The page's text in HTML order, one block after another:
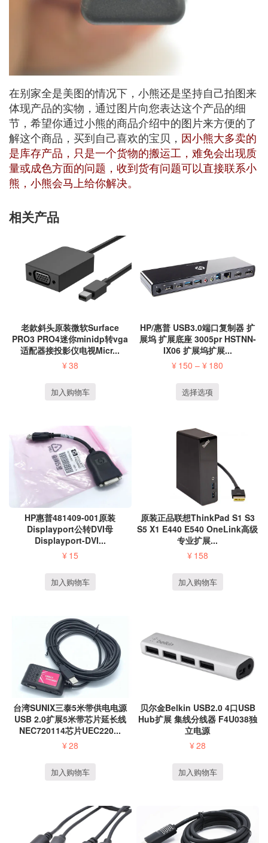
在别家全是美图的情况下，小熊还是坚持自己拍图来
体现产品的实物，通过图片向您表达这个产品的细
节，希望你通过小熊的商品介绍中的图片来方便的了
解这个商品，买到自己喜欢的宝贝， 因小熊大多卖的
是库存产品，只是一个货物的搬运工，难免会出现质
量或成色方面的问题，收到货有问题可以直接联系小
熊，小熊会马上给你解决。
相关产品
老款斜头原装微软Surface
PRO3 PRO4迷你minidp转vga
适配器接投影仪电视Micr...
¥38
加入购物车
HP/惠普 USB3.0端口复制器 扩
展坞 扩展底座 3005pr HSTNN-
IX06 扩展坞扩展...
¥ 150 –¥ 180
选择选项
HP惠普481409-001原装
Displayport公转DVI母
Displayport-DVI...
¥ 15
加入购物车
原装正品联想ThinkPad S1 S3
S5 X1 E440 E540 OneLink高级
专业扩展...
¥ 158
加入购物车
台湾SUNIX三泰5米带供电电源
USB 2.0扩展5米带芯片延长线
NEC720114芯片UEC220...
¥28
加入购物车
贝尔金Belkin USB2.0 4口USB
Hub扩展 集线分线器 F4U038独
立电源
¥28
加入购物车